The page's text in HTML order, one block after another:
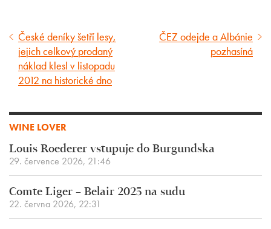
Předcházející
článek
České deníky šetří lesy,
jejich celkový prodaný
náklad klesl v listopadu
2012 na historické dno
Následující
ČEZ odejde a Albánie
pozhasíná
WINE LOVER
Louis Roederer vstupuje do Burgundska
29. července 2026, 21:46
Comte Liger – Belair 2025 na sudu
22. června 2026, 22:31